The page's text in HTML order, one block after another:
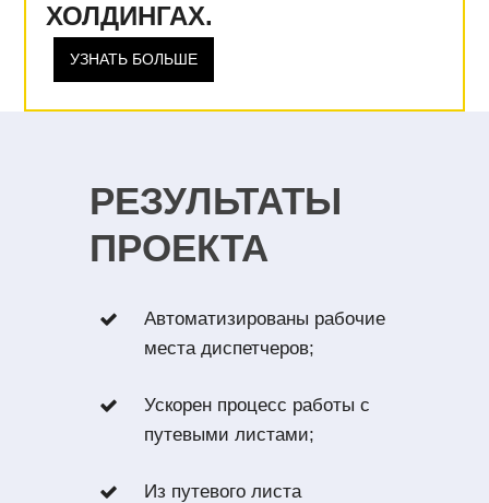
ХОЛДИНГАХ.
УЗНАТЬ БОЛЬШЕ
РЕЗУЛЬТАТЫ
ПРОЕКТА
Автоматизированы рабочие
места диспетчеров;
Ускорен процесс работы с
путевыми листами;
Из путевого листа